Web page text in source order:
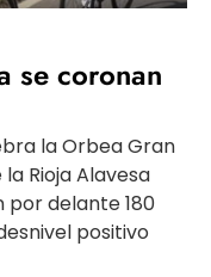
se coronan
la Orbea Gran
Rioja Alavesa
delante 180
positivo